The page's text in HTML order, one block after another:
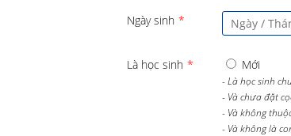
Ngày sinh *
Là học sinh * Mới
- Là học sinh
- Và chưa đặt
- Và không
- Và không là